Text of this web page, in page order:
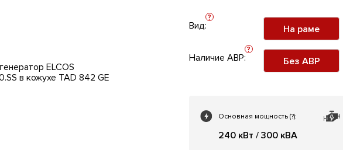
Вид:
?
На раме
Наличие АВР:
?
Без АВР
Основная мощность (?):
240 кВт / 300 кВА